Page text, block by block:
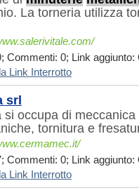
La torneria utilizza
Commenti: 0; Link aggiunto:
Link Interrotto
srl
si occupa di
tornitura e
Commenti: 0; Link aggiunto:
Link Interrotto